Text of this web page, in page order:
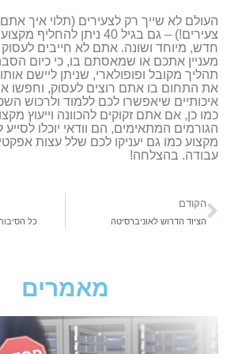
העולם לא שייך רק לצעירים (תלוי איך
צעירים!) – גם בגיל 40 ניתן
חדש, מיוחד ושונה. אתם לא חייבים
מעניין אתכם או שמאסתם בו, כי כיום
תהליך מקובל ופופולארי, שניתן ליישם
את התחום בו אתם רוצים לעסוק, וחפשו
איכותיים שיאפשרו לכם ללמוד ולרכוש
כמו כן, אם אתם זקוקים להכוונה וייעוץ
הגורמים המתאימים, הם וודאי יוכלו
מקצוע כמו גם יעניקו לכם שלל עצות
עבודה. בהצלחה!
הקודם
הציוד הדרוש לאוניברסיטה כל
מאמרים